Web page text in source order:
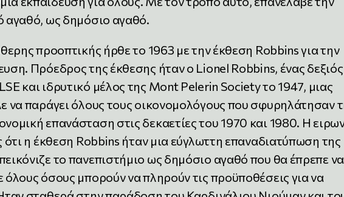
αγαθό, ως δημόσιο αγαθό.
προοπτικής ήρθε το 1963 με την έκθεση Robbins για την
Πρόεδρος της έκθεσης ήταν ο Lionel Robbins, ένας δεξιός
και ιδρυτικό μέλος της Mont Pelerin Society το 1947, μιας
να παράγει όλους τους οικονομολόγους που σφυρηλάτησαν
επανάσταση στις δεκαετίες του 1970 και 1980. Η
ότι η έκθεση Robbins ήταν μια εύγλωττη επαναδιατύπωση της
το πανεπιστήμιο ως δημόσιο αγαθό που θα έπρεπε να
όλους όσους μπορούν να πληρούν τις προϋποθέσεις για να